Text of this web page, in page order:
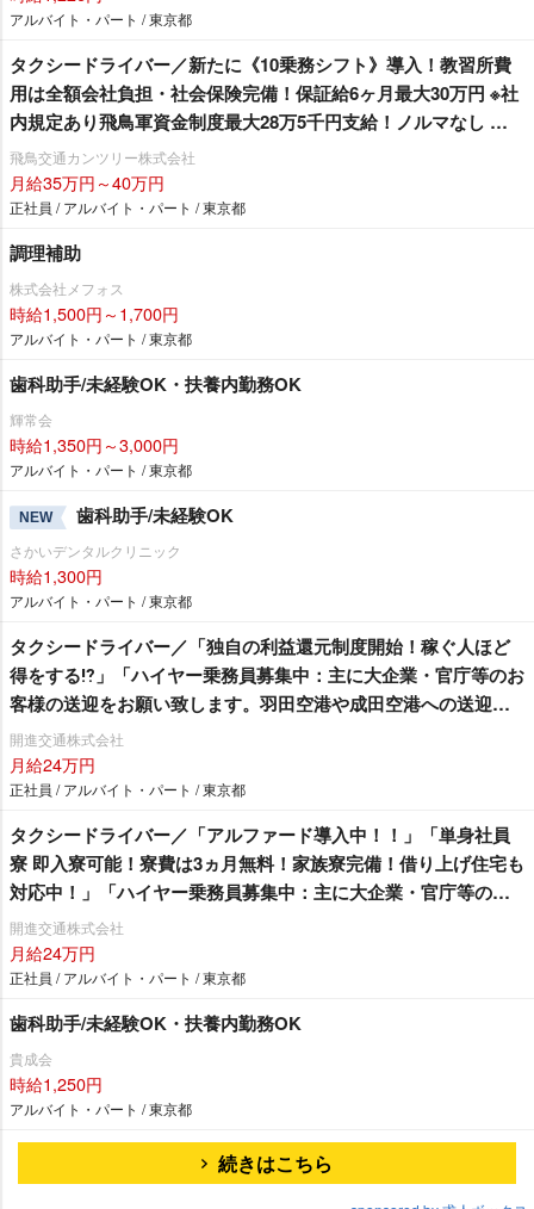
アルバイト・パート / 東京都
タクシードライバー／新たに《10乗務シフト》導入！教習所費
用は全額会社負担・社会保険完備！保証給6ヶ月最大30万円 ※社
内規定あり飛鳥軍資金制度最大28万5千円支給！ノルマなし 地
域密着型の会社です！！「町田市内最大規模を誇る無線配車本
数！！」安定した収入と充実した仕事量で稼げる環境です。 基
本給の高さも魅力です！《月給40万円以上》の乗務員複数活躍
中！！現在70歳の乗務員も元気に活躍中！
飛鳥交通カンツリー株式会社
月給35万円～40万円
正社員 / アルバイト・パート / 東京都
調理補助
株式会社メフォス
時給1,500円～1,700円
アルバイト・パート / 東京都
歯科助手/未経験OK・扶養内勤務OK
輝常会
時給1,350円～3,000円
アルバイト・パート / 東京都
NEW 歯科助手/未経験OK
さかいデンタルクリニック
時給1,300円
アルバイト・パート / 東京都
タクシードライバー／「独自の利益還元制度開始！稼ぐ人ほど
得をする⁉」「ハイヤー乗務員募集中：主に大企業・官庁等のお
客様の送迎をお願い致します。羽田空港や成田空港への送迎が
メインとなります。」「女性ドライバーも在籍残業ほぼ無
し！」 東京無線加盟で安定収入！明るくて楽しい開進交通へ
是非♫
開進交通株式会社
月給24万円
正社員 / アルバイト・パート / 東京都
タクシードライバー／「アルファード導入中！！」「単身社員
寮 即入寮可能！寮費は3ヵ月無料！家族寮完備！借り上げ住宅も
対応中！」「ハイヤー乗務員募集中：主に大企業・官庁等のお
客様の送迎をお願い致します。羽田空港や成田空港への送迎が
メインとなります。」「女性ドライバーも在籍残業ほぼ無
し！」 東京無線加盟で安定収入！明るくて楽しい開進交通へ
開進交通株式会社
月給24万円
正社員 / アルバイト・パート / 東京都
歯科助手/未経験OK・扶養内勤務OK
貴成会
時給1,250円
アルバイト・パート / 東京都
続きはこちら